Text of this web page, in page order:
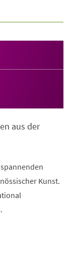
aus der
Kunst.